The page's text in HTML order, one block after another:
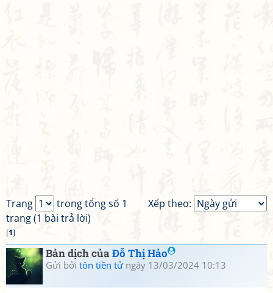
Xếp theo:
Trang
trong tổng số 1
trang (1 bài trả lời)
[1]
Bản dịch củaĐỗ Thị Hảo
Gửi bởi tôn tiền tửngày 13/03/2024 10:13